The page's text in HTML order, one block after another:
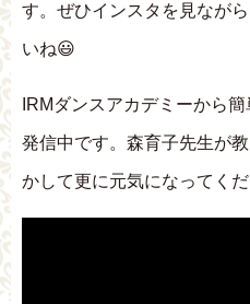
す。ぜひインスタを見なが
いね😃
IRMダンスアカデミーから
発信中です。森育子先生が
かして更に元気になってく